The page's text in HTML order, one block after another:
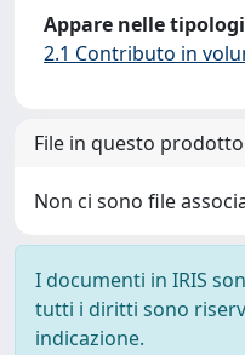
Appare nelle
2.1 Contributo in
File in questo
Non ci sono file
I documenti in IRIS
tutti i diritti sono
indicazione.